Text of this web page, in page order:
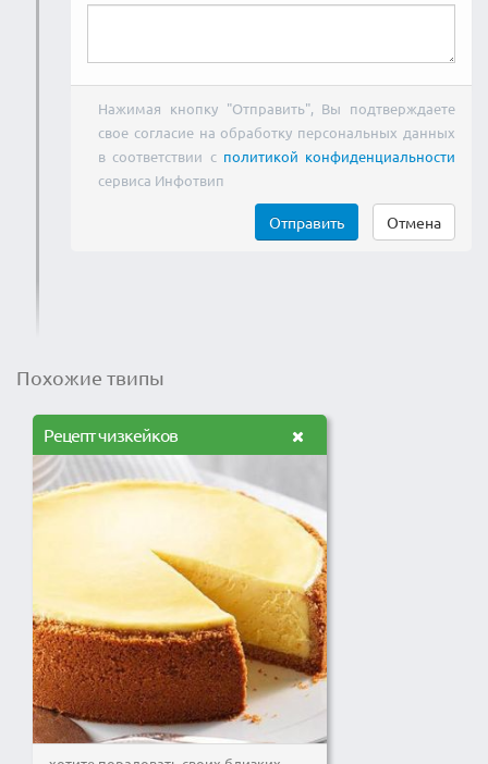
Нажимая кнопку "Отправить", Вы подтверждаете
свое согласие на обработку персональных данных
в соответствии с политикой конфиденциальности
сервиса Инфотвип
Отправить Отмена
Похожие твипы
Рецепт чизкейков